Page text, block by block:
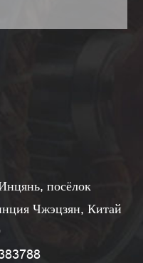
посёлок
Чжэцзян, Китай